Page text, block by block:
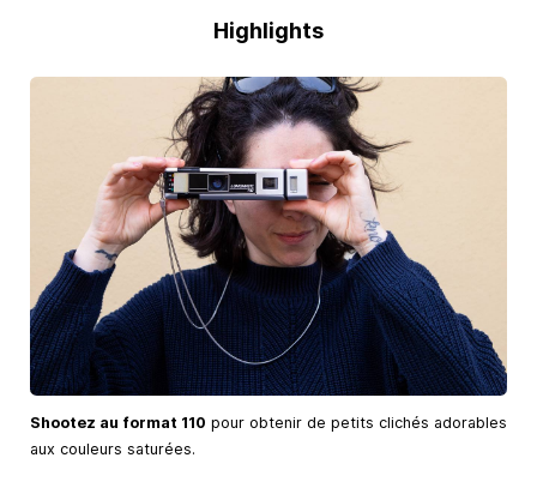
Highlights
Shootez au format 110 pour obtenir de petits clichés adorables
aux couleurs saturées.